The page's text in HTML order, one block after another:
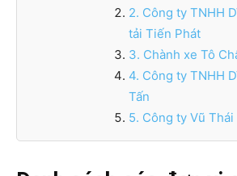
2. Công ty TNHH
tải Tiến Phát
3. Chành xe Tô
4. Công ty TNHH
Tấn
5. Công ty Vũ Thái